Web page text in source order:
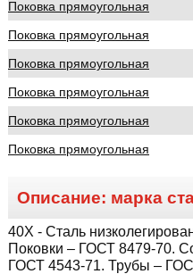
Поковка прямоугольная
Поковка прямоугольная
Поковка прямоугольная
Поковка прямоугольная
Поковка прямоугольная
Поковка прямоугольная
Описание: марка
40Х - Сталь
Поковки – ГОСТ 8479-70.
ГОСТ 4543-71. Трубы –